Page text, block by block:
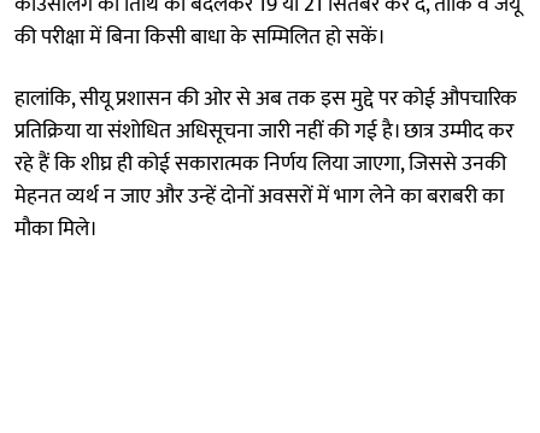
की परीक्षा में बिना किसी बाधा के सम्मिलित हो सकें।
हालांकि, सीयू प्रशासन की ओर से अब तक इस मुद्दे पर कोई औपचारिक
प्रतिक्रिया या संशोधित अधिसूचना जारी नहीं की गई है। छात्र उम्मीद कर
रहे हैं कि शीघ्र ही कोई सकारात्मक निर्णय लिया जाएगा, जिससे उनकी
मेहनत व्यर्थ न जाए और उन्हें दोनों अवसरों में भाग लेने का बराबरी का
मौका मिले।